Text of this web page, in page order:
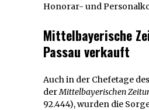
Honorar- und
Mittelbayerische
Passau verkauft
Auch in der Chefetage
derMittelbayerischen
92.444), wurden die